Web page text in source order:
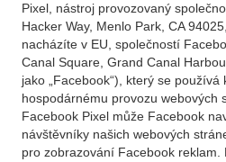
Pixel, nástroj provozovaný
Hacker Way, Menlo Park, CA
nacházíte v EU, společností
Canal Square, Grand Canal
jako „Facebook“), který se
hospodárnému provozu webových
Facebook Pixel může Facebook
návštěvníky našich webových
pro zobrazování Facebook reklam.